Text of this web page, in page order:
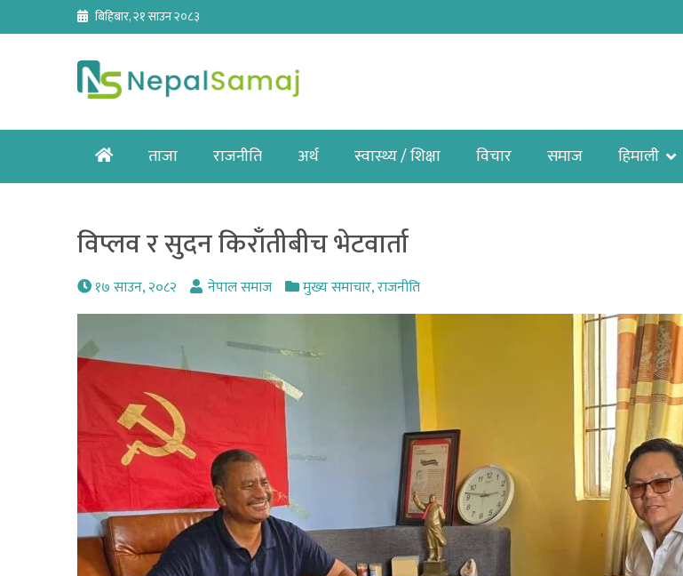
content
बिहिबार, २१ साउन २०८३
Homeताजा राजनीति अर्थ स्वास्थ्य / शिक्षा विचार समाज हिमाली
विप्लव र सुदन किराँतीबीच भेटवार्ता
१७ साउन, २०८२ नेपाल समाज मुख्य समाचार,राजनीति